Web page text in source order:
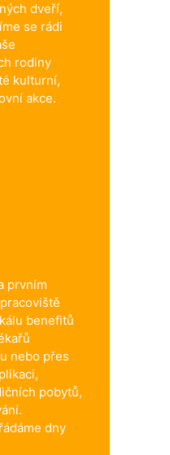
dveří,
se rádi
rodiny
kulturní,
akce.
prvním
benefitů
nebo přes
pobytů,
dny